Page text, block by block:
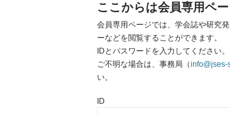
ここからは会員専用ペー
会員専用ページでは、学会誌や研究
ーなどを閲覧することができます。
IDとパスワードを入力してください。
ご不明な場合は、事務局（info@jses-
い。
ID